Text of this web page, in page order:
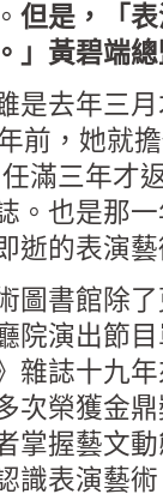
但是，「
」黃碧端
是去年三
前，她就
滿三年才
。也是那
逝的表演
圖書館除
院演出節
雜誌十九
次榮獲金
掌握藝文
識表演藝